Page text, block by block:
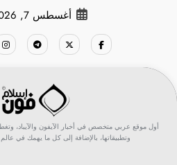
أغسطس 7, 2026
أول موقع عربي متخصص في أخبار الآيفون والآيباد،
وتطبيقاتها، بالإضافة إلى كل ما يهمك في عالم